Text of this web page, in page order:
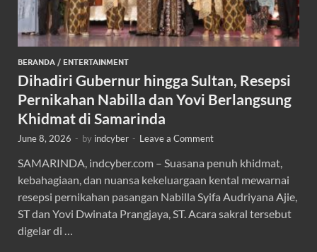
BERANDA / ENTERTAINMENT
Dihadiri Gubernur hingga Sultan, Resepsi
Pernikahan Nabilla dan Yovi Berlangsung
Khidmat di Samarinda
June 8, 2026 - by indcyber - Leave a Comment
SAMARINDA, indcyber.com – Suasana penuh khidmat,
kebahagiaan, dan nuansa kekeluargaan kental mewarnai
resepsi pernikahan pasangan Nabilla Syifa Audriyana Ajie,
ST dan Yovi Dwinata Prangjaya, ST. Acara sakral tersebut
digelar di …